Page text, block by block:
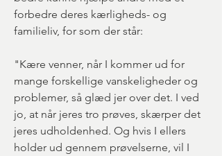
forbedre deres kærligheds- og
familieliv, for som der står:
"Kære venner, når I kommer ud for
mange forskellige vanskeligheder og
problemer, så glæd jer over det. I ved
jo, at når jeres tro prøves, skærper det
jeres udholdenhed. Og hvis I ellers
holder ud gennem prøvelserne, vil I